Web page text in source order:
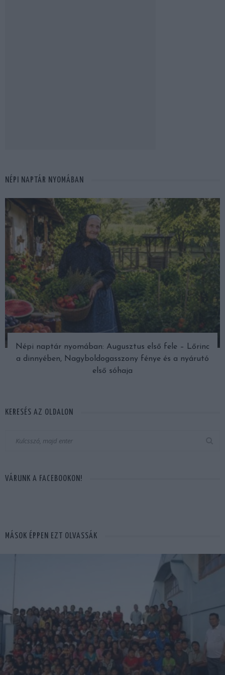
NÉPI NAPTÁR NYOMÁBAN
Népi naptár nyomában: Augusztus első fele – Lőrinc
a dinnyében, Nagyboldogasszony fénye és a nyárutó
első sóhaja
KERESÉS AZ OLDALON
VÁRUNK A FACEBOOKON!
MÁSOK ÉPPEN EZT OLVASSÁK